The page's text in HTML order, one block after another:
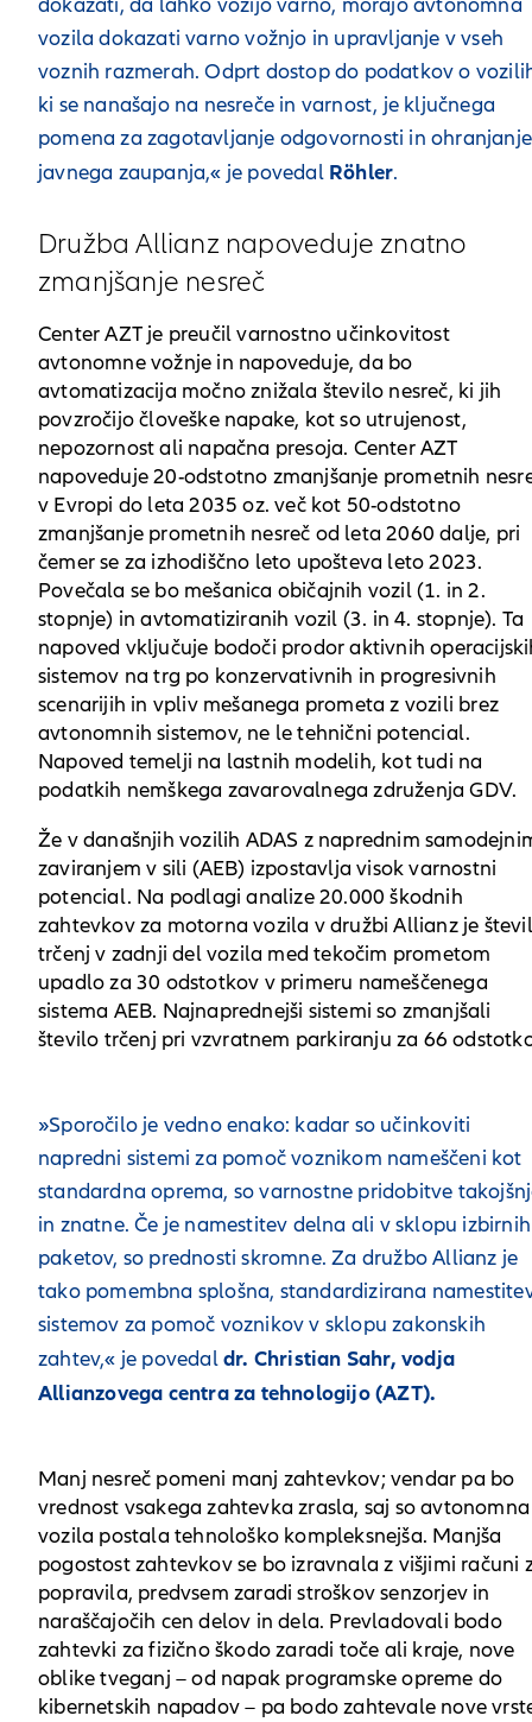
dokazati, da lahko vozijo varno, morajo avtonomna
vozila dokazati varno vožnjo in upravljanje v vseh
voznih razmerah. Odprt dostop do podatkov o
ki se nanašajo na nesreče in varnost, je ključnega
pomena za zagotavljanje odgovornosti in ohranjanje
javnega zaupanja,« je povedal Röhler.
Družba Allianz napoveduje znatno
zmanjšanje nesreč
Center AZT je preučil varnostno učinkovitost
avtonomne vožnje in napoveduje, da bo
avtomatizacija močno znižala število nesreč, ki jih
povzročijo človeške napake, kot so utrujenost,
nepozornost ali napačna presoja. Center AZT
napoveduje 20-odstotno zmanjšanje prometnih
v Evropi do leta 2035 oz. več kot 50-odstotno
zmanjšanje prometnih nesreč od leta 2060 dalje, pri
čemer se za izhodiščno leto upošteva leto 2023.
Povečala se bo mešanica običajnih vozil (1. in 2.
stopnje) in avtomatiziranih vozil (3. in 4. stopnje). Ta
napoved vključuje bodoči prodor aktivnih
sistemov na trg po konzervativnih in progresivnih
scenarijih in vpliv mešanega prometa z vozili brez
avtonomnih sistemov, ne le tehnični potencial.
Napoved temelji na lastnih modelih, kot tudi na
podatkih nemškega zavarovalnega združenja GDV.
Že v današnjih vozilih ADAS z naprednim
zaviranjem v sili (AEB) izpostavlja visok varnostni
potencial. Na podlagi analize 20.000 škodnih
zahtevkov za motorna vozila v družbi Allianz je
trčenj v zadnji del vozila med tekočim prometom
upadlo za 30 odstotkov v primeru nameščenega
sistema AEB. Najnaprednejši sistemi so zmanjšali
število trčenj pri vzvratnem parkiranju za 66
»Sporočilo je vedno enako: kadar so učinkoviti
napredni sistemi za pomoč voznikom nameščeni kot
standardna oprema, so varnostne pridobitve
in znatne. Če je namestitev delna ali v sklopu izbirnih
paketov, so prednosti skromne. Za družbo Allianz je
tako pomembna splošna, standardizirana
sistemov za pomoč voznikov v sklopu zakonskih
zahtev,« je povedaldr. Christian Sahr, vodja
Allianzovega centra za tehnologijo (AZT).
Manj nesreč pomeni manj zahtevkov; vendar pa bo
vrednost vsakega zahtevka zrasla, saj so avtonomna
vozila postala tehnološko kompleksnejša. Manjša
pogostost zahtevkov se bo izravnala z višjimi računi
popravila, predvsem zaradi stroškov senzorjev in
naraščajočih cen delov in dela. Prevladovali bodo
zahtevki za fizično škodo zaradi toče ali kraje, nove
oblike tveganj – od napak programske opreme do
kibernetskih napadov – pa bodo zahtevale nove